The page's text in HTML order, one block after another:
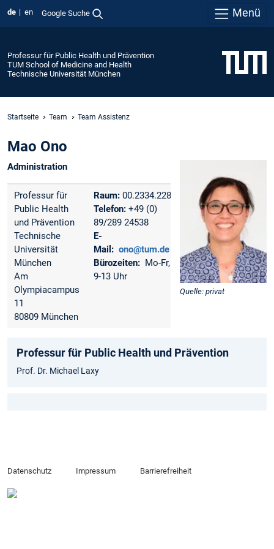
de en Google Suche Menü
Professur für Public Health und Prävention
TUM School of Medicine and Health
Technische Universität München
Startseite Team Team Assistenz
Mao Ono
Quelle: privat
Administration
Professur für
Public Health
und Prävention
Technische
Universität
München
Am
Olympiacampus
11
80809 München
Raum: 00.2334.228
Telefon: +49 (0)
89/289 24538
E-
Mail: ono@tum.de
Bürozeiten: Mo-Fr,
9-13 Uhr
Professur für Public Health und Prävention
Prof. Dr. Michael Laxy
Datenschutz Impressum Barrierefreiheit